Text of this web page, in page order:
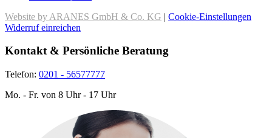
Website by ARANES GmbH & Co. KG | Cookie-Einstellungen
Widerruf einreichen
Kontakt & Persönliche Beratung
Telefon: 0201 - 56577777
Mo. - Fr. von 8 Uhr - 17 Uhr